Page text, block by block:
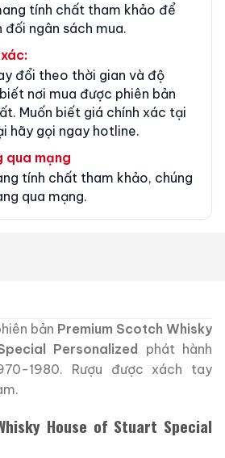
tính chất tham khảo để
đối ngân sách mua.
đổi theo thời gian và độ
nơi mua được phiên bản
Muốn biết giá chính xác tại
hãy gọi ngay hotline.
qua mạng
tính chất tham khảo, chúng
qua mạng.
bản Premium Scotch Whisky
Personalized phát hành
1980. Rượu được xách tay
House of Stuart Special